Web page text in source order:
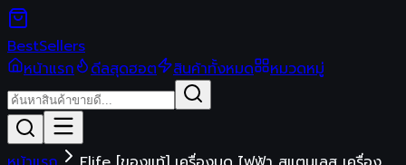
BestSellers
หน้าแรก
ดีลสุดฮอต สินค้าทั้งหมด หมวดหมู่